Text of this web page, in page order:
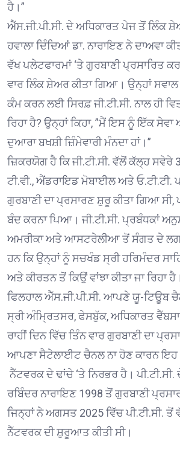
ਹੈ।”
ਐੱਸ.ਜੀ.ਪੀ.ਸੀ. ਦੇ ਅਧਿਕਾਰਤ ਪੇਜ ਤੋਂ ਲਿੰਕ
ਹਵਾਲਾ ਦਿੰਦਿਆਂ ਡਾ. ਨਾਰਾਇਣ ਨੇ ਦਾਅਵਾ
ਵੱਖ ਪਲੇਟਫਾਰਮਾਂ ‘ਤੇ ਗੁਰਬਾਣੀ ਪ੍ਰਸਾਰਿਤ
ਵਾਰ ਲਿੰਕ ਸ਼ੇਅਰ ਕੀਤਾ ਗਿਆ। ਉਨ੍ਹਾਂ ਸਵਾਲ
ਕੰਮ ਕਰਨ ਲਈ ਸਿਰਫ਼ ਜੀ.ਟੀ.ਸੀ. ਨਾਲ ਹੀ
ਰਿਹਾ ਹੈ? ਉਨ੍ਹਾਂ ਕਿਹਾ, ”ਮੈਂ ਇਸ ਨੂੰ ਇੱਕ ਸੇਵਾ
ਦੁਆਰਾ ਬਖਸ਼ੀ ਜ਼ਿੰਮੇਵਾਰੀ ਮੰਨਦਾ ਹਾਂ।”
ਜ਼ਿਕਰਯੋਗ ਹੈ ਕਿ ਜੀ.ਟੀ.ਸੀ. ਵੱਲੋਂ ਕੱਲ੍ਹ ਸਵੇਰੇ
ਟੀ.ਵੀ., ਐਂਡਰਾਇਡ ਮੋਬਾਈਲ ਅਤੇ ਓ.ਟੀ.ਟੀ.
ਗੁਰਬਾਣੀ ਦਾ ਪ੍ਰਸਾਰਣ ਸ਼ੁਰੂ ਕੀਤਾ ਗਿਆ
ਬੰਦ ਕਰਨਾ ਪਿਆ। ਜੀ.ਟੀ.ਸੀ. ਪ੍ਰਬੰਧਕਾਂ
ਅਮਰੀਕਾ ਅਤੇ ਆਸਟਰੇਲੀਆ ਤੋਂ ਸੰਗਤ ਦੇ
ਹਨ ਕਿ ਉਨ੍ਹਾਂ ਨੂੰ ਸਚਖੰਡ ਸ੍ਰੀ ਹਰਿਮੰਦਰ
ਅਤੇ ਕੀਰਤਨ ਤੋਂ ਕਿਉਂ ਵਾਂਝਾ ਕੀਤਾ ਜਾ ਰਿਹਾ ਹੈ।
ਫਿਲਹਾਲ ਐੱਸ.ਜੀ.ਪੀ.ਸੀ. ਆਪਣੇ ਯੂ-ਟਿਊਬ
ਸ੍ਰੀ ਅੰਮ੍ਰਿਤਸਰ, ਫੇਸਬੁੱਕ, ਅਧਿਕਾਰਤ
ਰਾਹੀਂ ਦਿਨ ਵਿੱਚ ਤਿੰਨ ਵਾਰ ਗੁਰਬਾਣੀ ਦਾ
ਆਪਣਾ ਸੈਟੇਲਾਈਟ ਚੈਨਲ ਨਾ ਹੋਣ ਕਾਰਨ ਇਹ
ਨੈੱਟਵਰਕ ਦੇ ਢਾਂਚੇ ‘ਤੇ ਨਿਰਭਰ ਹੈ। ਪੀ.ਟੀ.ਸੀ.
ਰਬਿੰਦਰ ਨਾਰਾਇਣ 1998 ਤੋਂ ਗੁਰਬਾਣੀ
ਜਿਨ੍ਹਾਂ ਨੇ ਅਗਸਤ 2025 ਵਿੱਚ ਪੀ.ਟੀ.ਸੀ. ਤੋਂ
ਨੈੱਟਵਰਕ ਦੀ ਸ਼ੁਰੂਆਤ ਕੀਤੀ ਸੀ।